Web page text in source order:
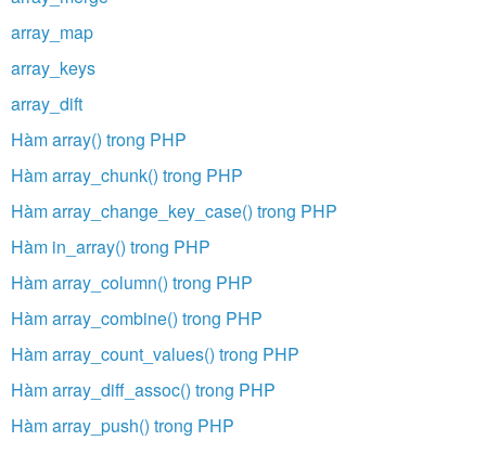
array_map
array_keys
array_dift
Hàm array() trong PHP
Hàm array_chunk() trong PHP
Hàm array_change_key_case() trong PHP
Hàm in_array() trong PHP
Hàm array_column() trong PHP
Hàm array_combine() trong PHP
Hàm array_count_values() trong PHP
Hàm array_diff_assoc() trong PHP
Hàm array_push() trong PHP